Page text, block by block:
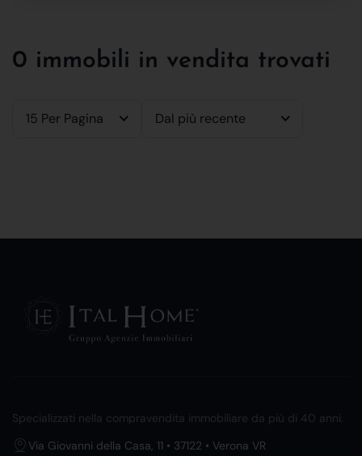
0 immobili in vendita trovati
15 Per Pagina Dal più recente
Specializzati nella compravendita immobiliare da più di 40 anni.
Via Giovanni della Casa, 11 • 37122 • Verona VR